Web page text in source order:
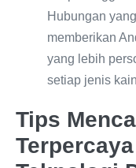
Hubungan
memberikan
yang lebih
setiap jenis
Tips